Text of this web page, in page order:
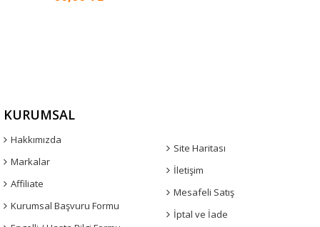
KURUMSAL
Hakkımızda
Markalar
Affiliate
Kurumsal Başvuru Formu
Site Haritası
İletişim
Mesafeli Satış
İptal ve İade